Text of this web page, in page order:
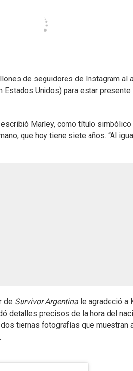
de seguidores de Instagram al
Estados Unidos) para estar
Marley, como título
que hoy tiene siete años. “Al
de Survivor Argentina le agradeció a
detalles precisos de la hora del
tiernas fotografías que muestran